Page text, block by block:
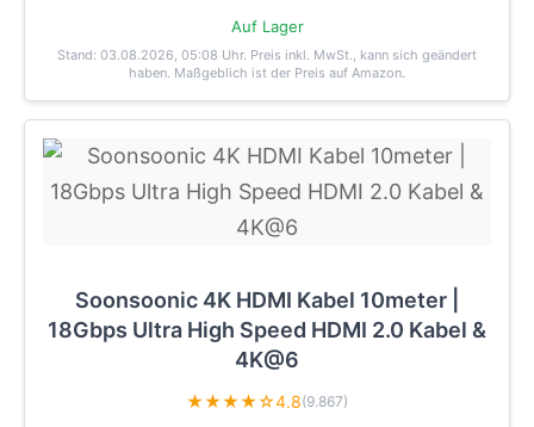
Auf Lager
Stand: 03.08.2026, 05:08 Uhr. Preis inkl. MwSt., kann sich geändert
haben. Maßgeblich ist der Preis auf Amazon.
Soonsoonic 4K HDMI Kabel 10meter |
18Gbps Ultra High Speed HDMI 2.0 Kabel &
4K@6
★★★★☆4.8(9.867)